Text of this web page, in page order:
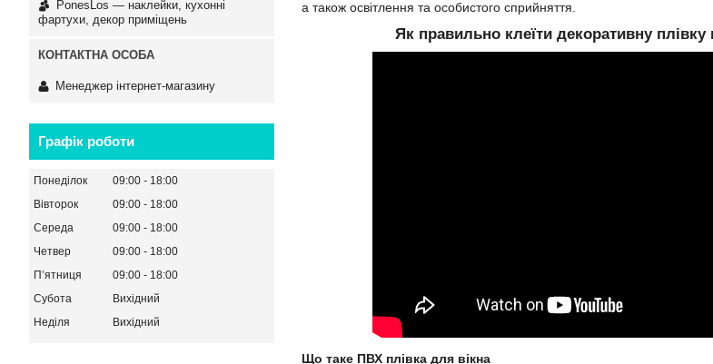
а також освітлення та особистого сприйняття.
Як правильно клеїти декоративну
Що таке ПВХ плівка для вікна
PonesLos ― наклейки, кухонні
фартухи, декор приміщень
Менеджер інтернет-магазину
Графік роботи
Понеділок 09:00
18:00
Вівторок
09:00
18:00
Середа
09:00
18:00
Четвер
09:00
18:00
Пʼятниця
09:00
18:00
Субота
Вихідний
Неділя
Вихідний